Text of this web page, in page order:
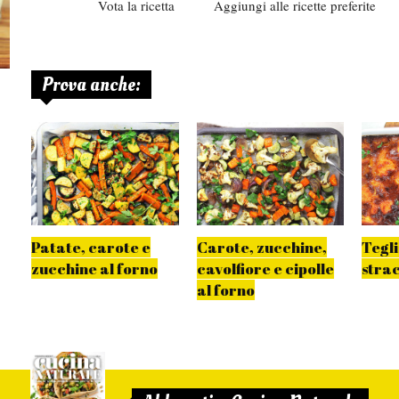
Vota la ricetta Aggiungi alle ricette preferite
Prova anche:
Patate, carote e
zucchine al forno
Carote, zucchine,
cavolfiore e cipolle
al forno